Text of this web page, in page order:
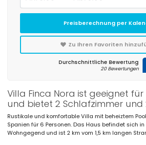
Villa Finca Nora ist geeignet für
und bietet 2 Schlafzimmer und
Rustikale und komfortable Villa mit beheiztem
Spanien für 6 Personen. Das Haus befindet sich
Wohngegend und ist 2 km vom 1,5 km langen
Preisberechnung per
Zu Ihren Favoriten
Durchschnittliche Bewertung
20 Bewertungen